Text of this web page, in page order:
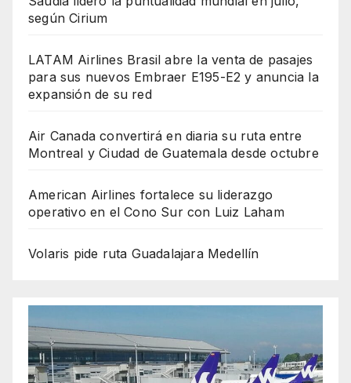
según Cirium
LATAM Airlines Brasil abre la venta de pasajes
para sus nuevos Embraer E195-E2 y anuncia la
expansión de su red
Air Canada convertirá en diaria su ruta entre
Montreal y Ciudad de Guatemala desde octubre
American Airlines fortalece su liderazgo
operativo en el Cono Sur con Luiz Laham
Volaris pide ruta Guadalajara Medellín